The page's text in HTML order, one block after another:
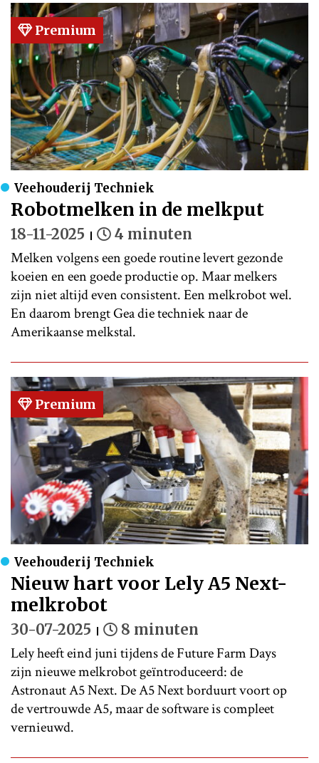
Premium
Veehouderij Techniek
Robotmelken in de melkput
18-11-2025 4 minuten
Melken volgens een goede routine levert gezonde
koeien en een goede productie op. Maar melkers
zijn niet altijd even consistent. Een melkrobot wel.
En daarom brengt Gea die techniek naar de
Amerikaanse melkstal.
Premium
Veehouderij Techniek
Nieuw hart voor Lely A5 Next-
melkrobot
30-07-2025 8 minuten
Lely heeft eind juni tijdens de Future Farm Days
zijn nieuwe melkrobot geïntroduceerd: de
Astronaut A5 Next. De A5 Next borduurt voort op
de vertrouwde A5, maar de software is compleet
vernieuwd.